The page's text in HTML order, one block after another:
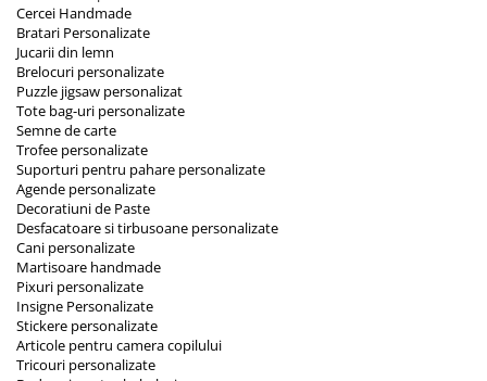
Cercei Handmade
Bratari Personalizate
Jucarii din lemn
Brelocuri personalizate
Puzzle jigsaw personalizat
Tote bag-uri personalizate
Semne de carte
Trofee personalizate
Suporturi pentru pahare personalizate
Agende personalizate
Decoratiuni de Paste
Desfacatoare si tirbusoane personalizate
Cani personalizate
Martisoare handmade
Pixuri personalizate
Insigne Personalizate
Stickere personalizate
Articole pentru camera copilului
Tricouri personalizate